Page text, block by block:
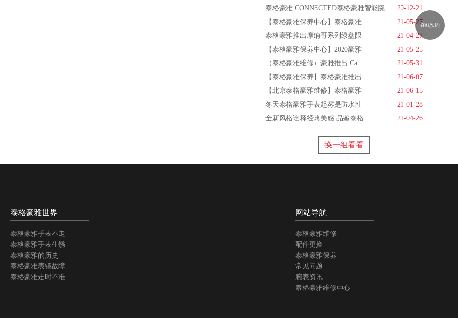
泰格豪雅 CONNECTED泰格豪雅智能腕
20-12-21
【泰格豪雅保养中心】泰格豪雅
21-05-27
泰格豪雅推出摩纳哥系列绿盘限
21-04-27
【泰格豪雅保养中心】2020豪雅
21-05-25
（泰格豪雅维修）豪雅推出 Ca
21-05-31
【泰格豪雅保养】泰格豪雅推出
21-06-07
【北京泰格豪雅维修】泰格豪雅
21-06-15
冬天泰格豪雅手表起雾是防水性
21-01-28
全新风格诠释经典美感 品鉴泰格
21-04-26
换一组看看
泰格豪雅世界
泰格豪雅手表不走
泰格豪雅手表生锈
泰格豪雅的历史
泰格豪雅表镜故障
泰格豪雅走时不准
网站导航
泰格豪雅维修
配件更换
泰格豪雅保养
常见问题
腕表资讯
泰格豪雅维修中心
在线预约